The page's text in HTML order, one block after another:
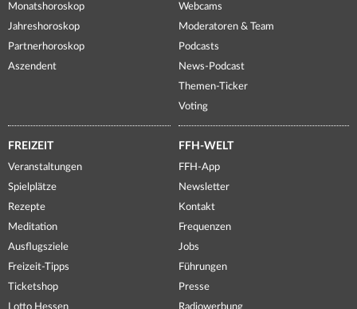
Monatshoroskop
Jahreshoroskop
Partnerhoroskop
Aszendent
Webcams
Moderatoren & Team
Podcasts
News-Podcast
Themen-Ticker
Voting
FREIZEIT
Veranstaltungen
Spielplätze
Rezepte
Meditation
Ausflugsziele
Freizeit-Tipps
Ticketshop
Lotto Hessen
FFH-WELT
FFH-App
Newsletter
Kontakt
Frequenzen
Jobs
Führungen
Presse
Radiowerbung